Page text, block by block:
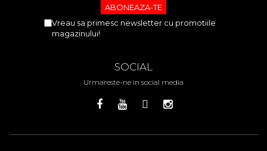
Vreau sa primesc newsletter cu promotiile
magazinului!
SOCIAL
Urmareste-ne in social media